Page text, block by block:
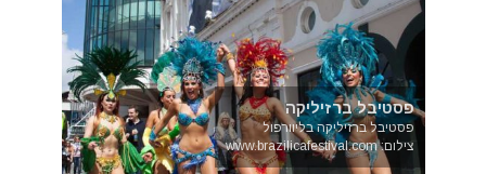
פסטיבל ברזיליקה
פסטיבל ברזיליקה בליוורפול
צילום: www.brazilicafestival.com